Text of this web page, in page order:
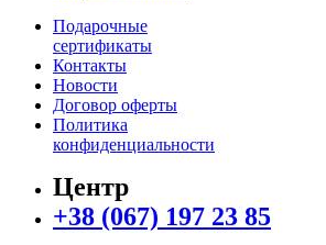
Подарочные
сертификаты
Контакты
Новости
Договор оферты
Политика
конфиденциальности
Центр
+38 (067) 197 23 85